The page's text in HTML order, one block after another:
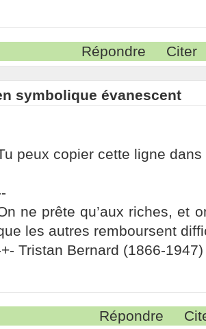
Répondre Citer
symbolique évanescent
peux copier cette ligne
ne prête qu’aux riches, et
les autres remboursent
Tristan Bernard (1866-1947)
Répondre